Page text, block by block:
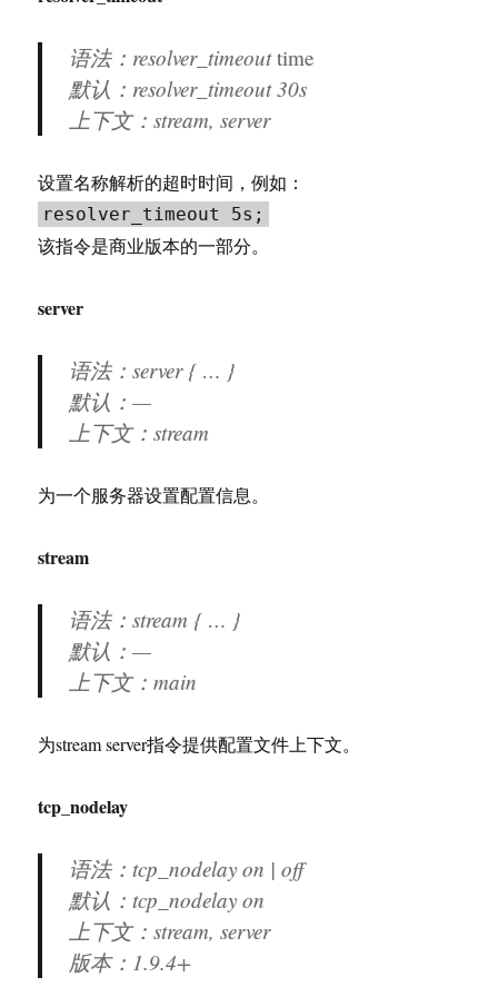
语法：resolver_timeouttime
默认：resolver_timeout 30s
上下文：stream, server
设置名称解析的超时时间，例如：
resolver_timeout 5s;
该指令是商业版本的一部分。
server
语法：server { … }
默认：—
上下文：stream
为一个服务器设置配置信息。
stream
语法：stream { … }
默认：—
上下文：main
为stream server指令提供配置文件上下文。
tcp_nodelay
语法：tcp_nodelay on | off
默认：tcp_nodelay on
上下文：stream, server
版本： 1.9.4+